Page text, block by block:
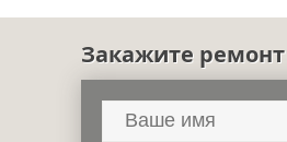
Закажите ремонт